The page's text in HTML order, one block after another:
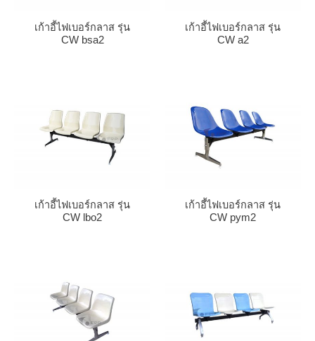
เก้าอี้ไฟเบอร์กลาส รุ่น
CW bsa2
เก้าอี้ไฟเบอร์กลาส รุ่น
CW a2
เก้าอี้ไฟเบอร์กลาส รุ่น
CW lbo2
เก้าอี้ไฟเบอร์กลาส รุ่น
CW pym2